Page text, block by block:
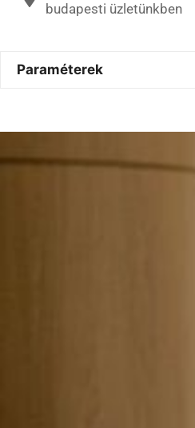
budapesti üzletünkben
Paraméterek